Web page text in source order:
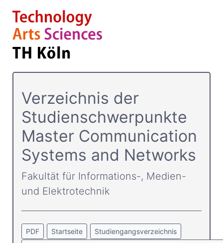
Verzeichnis der
Studienschwerpunkte
Master Communication
Systems and Networks
Fakultät für Informations-, Medien-
und Elektrotechnik
PDF Startseite
Studiengangsverzeichnis